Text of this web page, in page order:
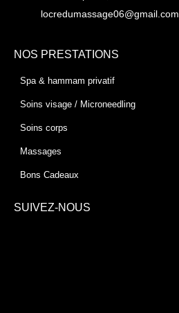
locredumassage06@gmail.com
NOS PRESTATIONS
Spa & hammam privatif
Soins visage / Microneedling
Soins corps
Massages
Bons Cadeaux
SUIVEZ-NOUS